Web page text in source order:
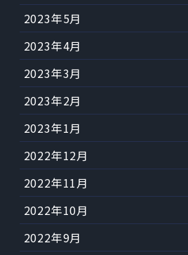
2023年5月
2023年4月
2023年3月
2023年2月
2023年1月
2022年12月
2022年11月
2022年10月
2022年9月